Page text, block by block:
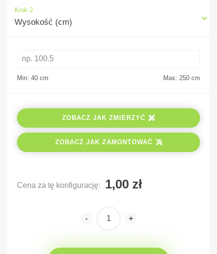
Krok 2
Wysokość (cm)
Min: 40 cm Max: 250 cm
ZOBACZ JAK ZMIERZYĆ
ZOBACZ JAK ZAMONTOWAĆ
Cena za tę konfigurację:
- +